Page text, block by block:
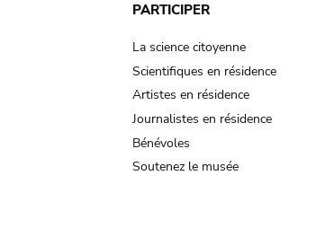
PARTICIPER
La science citoyenne
Scientifiques en résidence
Artistes en résidence
Journalistes en résidence
Bénévoles
Soutenez le musée